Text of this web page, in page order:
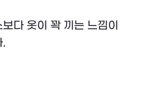
다 옷이 꽉 끼는 느낌이
.